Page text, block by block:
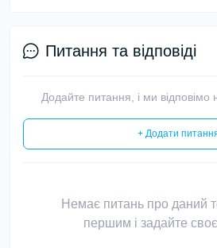
Питання та відповіді
Додайте питання, і ми
+ Додати
Немає питань про даний
першим і задайте